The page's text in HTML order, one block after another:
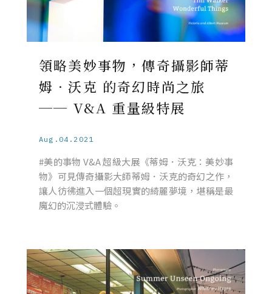
領略美妙事物，傳奇攝影師蒂
姆．沃克 的奇幻時尚之旅
── V&A 重量級特展
Aug.04.2021
#美的事物 V&A 超級大展《蒂姆．沃克：美妙事
物》可見傳奇攝影大師蒂姆．沃克的奇幻之作，
讓人彷彿進入一個超現實的綺麗夢境，堪稱是最
魔幻的沉浸式體驗。